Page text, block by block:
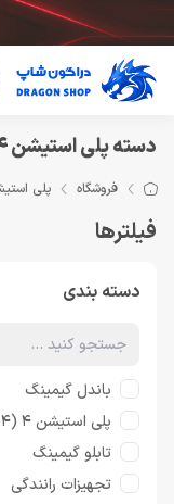
دسته‌بندی
دسته پلی استیشن 4
فروشگاه پلی
فیلترها
دسته بندی
باندل گیمینگ
پلی استیشن 4 (PS4)
تابلو گیمینگ
تجهیزات رانندگی